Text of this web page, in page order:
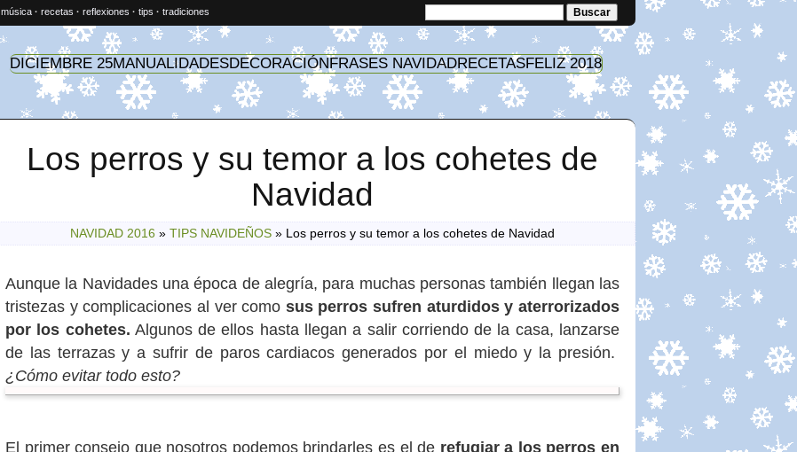
música · recetas · reflexiones · tips · tradiciones
DICIEMBRE 25MANUALIDADESDECORACIÓNFRASES NAVIDADRECETASFELIZ 2018
Los perros y su temor a los cohetes de
Navidad
NAVIDAD 2016 » TIPS NAVIDEÑOS » Los perros y su temor a los cohetes de Navidad
Aunque la Navidades una época de alegría, para muchas personas también llegan las
tristezas y complicaciones al ver como sus perros sufren aturdidos y aterrorizados
por los cohetes. Algunos de ellos hasta llegan a salir corriendo de la casa, lanzarse
de las terrazas y a sufrir de paros cardiacos generados por el miedo y la presión.
¿Cómo evitar todo esto?
El primer consejo que nosotros podemos brindarles es el de refugiar a los perros en